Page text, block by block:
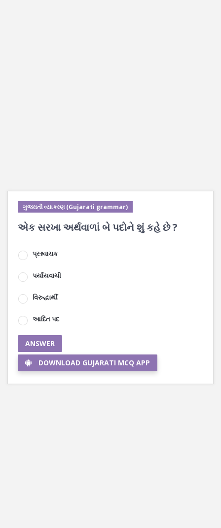
ગુજરાતી વ્યાકરણ (Gujarati grammar)
એક સરખા અર્થવાળાં બે પદોને શું કહે છે ?
પ્રશ્નવાચક
પર્યાયવાચી
વિરુદ્ધાર્થી
આદિત પદ
ANSWER
DOWNLOAD GUJARATI MCQ APP